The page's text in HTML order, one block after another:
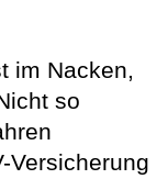
im Nacken,
so
Versicherung